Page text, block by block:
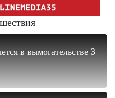
в вымогательстве 3